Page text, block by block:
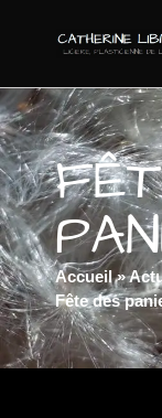
Accueil»
Fête des